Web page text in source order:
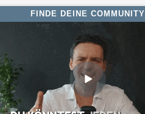
FINDE DEINE COMMUNITY